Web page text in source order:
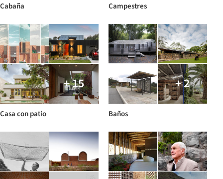
Cabaña Campestres
+ 15
Casa con patio
+ 2
Baños